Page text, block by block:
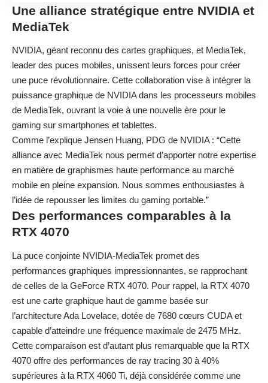
Une alliance stratégique entre NVIDIA et
MediaTek
NVIDIA, géant reconnu des cartes graphiques, et MediaTek,
leader des puces mobiles, unissent leurs forces pour créer
une puce révolutionnaire. Cette collaboration vise à intégrer la
puissance graphique de NVIDIA dans les processeurs mobiles
de MediaTek, ouvrant la voie à une nouvelle ère pour le
gaming sur smartphones et tablettes.
Comme l’explique Jensen Huang, PDG de NVIDIA : “Cette
alliance avec MediaTek nous permet d’apporter notre expertise
en matière de graphismes haute performance au marché
mobile en pleine expansion. Nous sommes enthousiastes à
l’idée de repousser les limites du gaming portable.”
Des performances comparables à la
RTX 4070
La puce conjointe NVIDIA-MediaTek promet des
performances graphiques impressionnantes, se rapprochant
de celles de la GeForce RTX 4070. Pour rappel, la RTX 4070
est une carte graphique haut de gamme basée sur
l’architecture Ada Lovelace, dotée de 7680 cœurs CUDA et
capable d’atteindre une fréquence maximale de 2475 MHz.
Cette comparaison est d’autant plus remarquable que la RTX
4070 offre des performances de ray tracing 30 à 40%
supérieures à la RTX 4060 Ti, déjà considérée comme une